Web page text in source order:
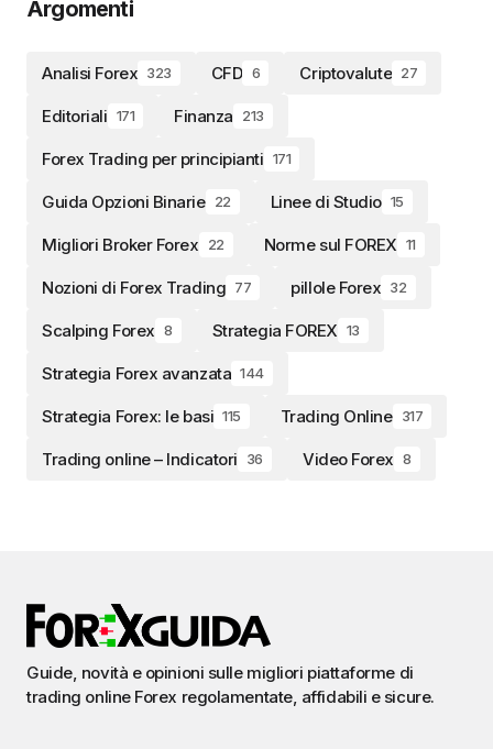
Argomenti
Analisi Forex 323 CFD 6 Criptovalute 27
Editoriali 171 Finanza 213
Forex Trading per principianti 171
Guida Opzioni Binarie 22 Linee di Studio 15
Migliori Broker Forex 22 Norme sul FOREX 11
Nozioni di Forex Trading 77 pillole Forex 32
Scalping Forex 8 Strategia FOREX 13
Strategia Forex avanzata 144
Strategia Forex: le basi 115 Trading Online 317
Trading online – Indicatori 36 Video Forex 8
Guide, novità e opinioni sulle migliori piattaforme di
trading online Forex regolamentate, affidabili e sicure.